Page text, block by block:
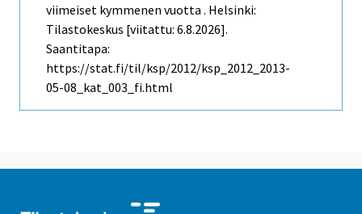
viimeiset kymmenen vuotta . Helsinki:
Tilastokeskus [viitattu: 6.8.2026].
Saantitapa:
https://stat.fi/til/ksp/2012/ksp_2012_2013-
05-08_kat_003_fi.html